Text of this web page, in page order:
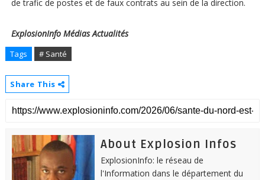
de trafic de postes et de faux contrats au sein de la direction.
ExplosionInfo Médias Actualités
Tags # Santé
Share This
About Explosion Infos
ExplosionInfo: le réseau de
l'Information dans le département du